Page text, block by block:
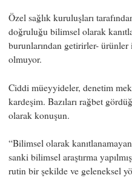
Özel sağlık kuruluşları
doğruluğu bilimsel olarak
burunlarından getirirler- ürünler
olmuyor.
Ciddi müeyyideler, denetim
kardeşim. Bazıları rağbet
olarak konuşun.
“Bilimsel olarak
sanki bilimsel araştırma
rutin bir şekilde ve geleneksel